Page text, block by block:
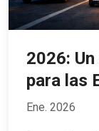
2026:
para las
Ene. 2026